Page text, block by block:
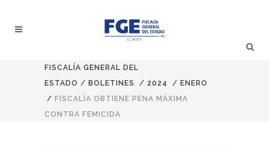
FISCALÍA GENERAL DEL
ESTADO / BOLETINES / 2024 / ENERO
/ FISCALÍA OBTIENE PENA MÁXIMA
CONTRA FEMICIDA